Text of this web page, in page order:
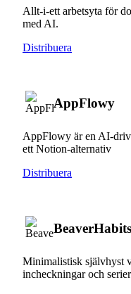
Allt-i-ett arbetsyta för
med AI.
Distribuera
AppFlowy
AppFlowy är en AI-
ett Notion-alternativ
Distribuera
BeaverHabits
Minimalistisk självhyst
incheckningar och serier